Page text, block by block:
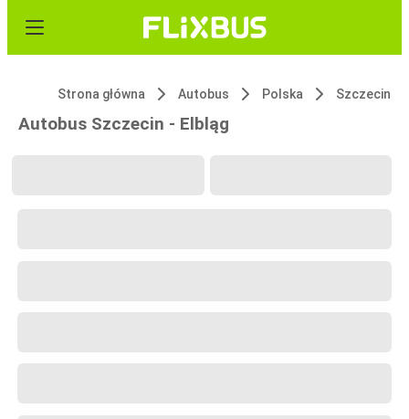
Strona główna Autobus Polska Szczecin
Autobus Szczecin - Elbląg